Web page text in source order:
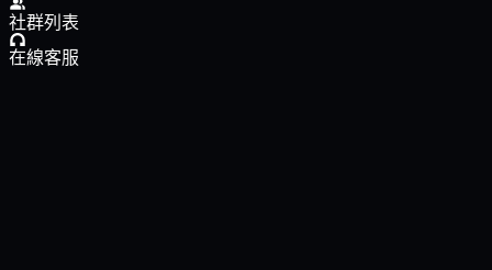
社群列表
在線客服